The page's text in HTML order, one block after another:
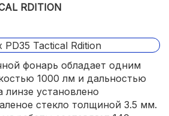
RDITION
фонарь обладает одним
1000 лм и дальностью
установлено
стекло толщиной 3.5 мм.